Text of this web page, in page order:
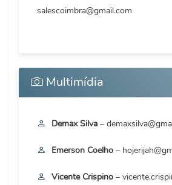
salescoimbra@gmail.com
Multimídia
Demax Silva –
Emerson Coelho –
Vicente Crispino –